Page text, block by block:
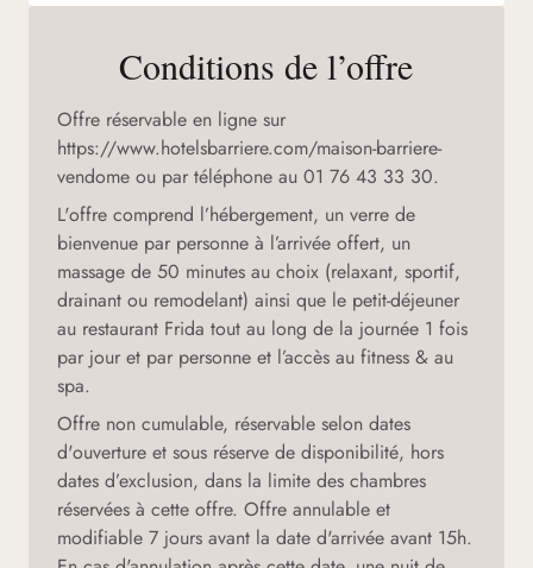
Conditions de l’offre
Offre réservable en ligne sur
https://www.hotelsbarriere.com/maison-barriere-
vendome ou par téléphone au 01 76 43 33 30.
L'offre comprend l’hébergement, un verre de
bienvenue par personne à l’arrivée offert, un
massage de 50 minutes au choix (relaxant, sportif,
drainant ou remodelant) ainsi que le petit-déjeuner
au restaurant Frida tout au long de la journée 1 fois
par jour et par personne et l’accès au fitness & au
spa.
Offre non cumulable, réservable selon dates
d'ouverture et sous réserve de disponibilité, hors
dates d’exclusion, dans la limite des chambres
réservées à cette offre. Offre annulable et
modifiable 7 jours avant la date d'arrivée avant 15h.